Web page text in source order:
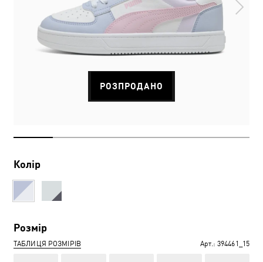
РОЗПРОДАНО
Колір
Розмір
ТАБЛИЦЯ РОЗМІРІВ Арт.: 394461_15